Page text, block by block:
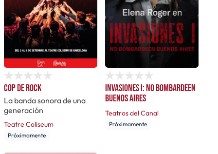
Cop de rock
La banda sonora de una
generación
Teatre Coliseum
Próximamente
Invasiones I: No bombardeen
Buenos Aires
Teatros del Canal
Próximamente